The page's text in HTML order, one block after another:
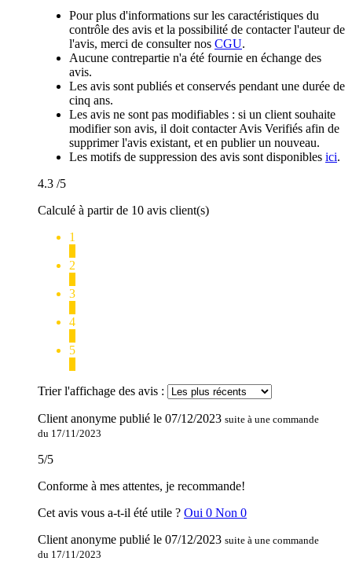
Pour plus d'informations sur les caractéristiques du
contrôle des avis et la possibilité de contacter l'auteur de
l'avis, merci de consulter nos CGU.
Aucune contrepartie n'a été fournie en échange des
avis.
Les avis sont publiés et conservés pendant une durée de
cinq ans.
Les avis ne sont pas modifiables : si un client souhaite
modifier son avis, il doit contacter Avis Verifiés afin de
supprimer l'avis existant, et en publier un nouveau.
Les motifs de suppression des avis sont disponibles ici.
4.3 /5
Calculé à partir de 10 avis client(s)
1
2
3
4
5
Trier l'affichage des avis :
Client anonyme publié le 07/12/2023 suite à une commande
du 17/11/2023
5/5
Conforme à mes attentes, je recommande!
Cet avis vous a-t-il été utile ? Oui 0 Non 0
Client anonyme publié le 07/12/2023 suite à une commande
du 17/11/2023